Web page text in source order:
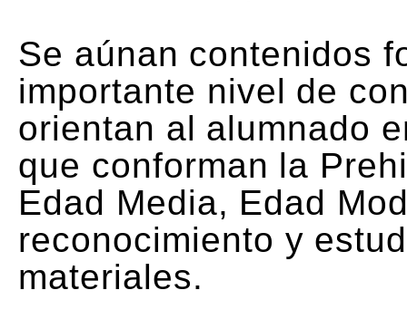
Se aúnan contenidos
importante nivel de
orientan al alumnado
que conforman la
Edad Media, Edad
reconocimiento y
materiales.